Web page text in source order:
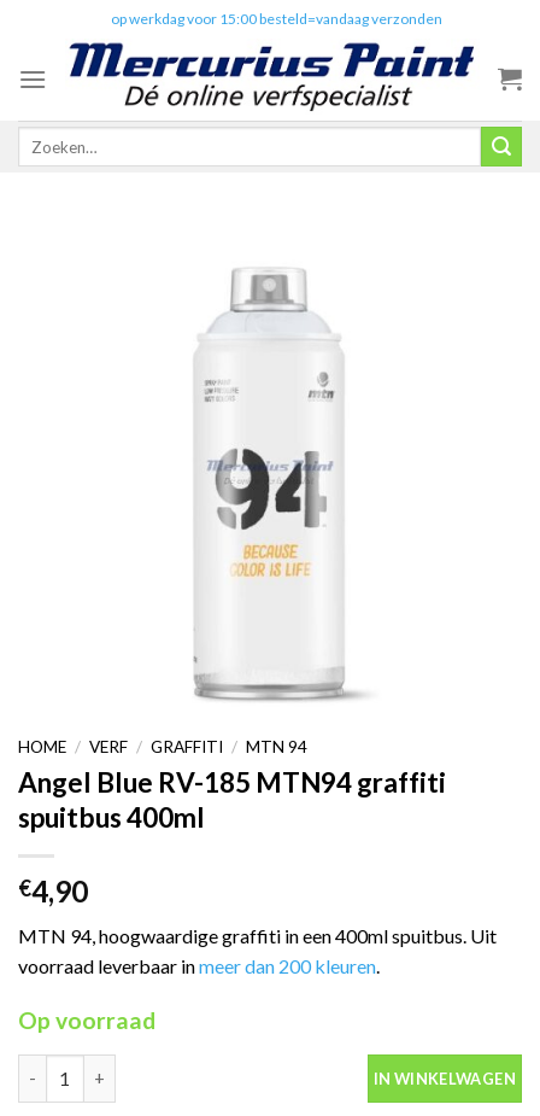
content
op werkdag voor 15:00 besteld=vandaag verzonden
Zoeken
HOME / VERF / GRAFFITI / MTN 94
Angel Blue RV-185 MTN94 graffiti
spuitbus 400ml
€4,90
MTN 94, hoogwaardige graffiti in een 400ml spuitbus. Uit
voorraad leverbaar inmeer dan 200 kleuren.
Op voorraad
IN WINKELWAGEN